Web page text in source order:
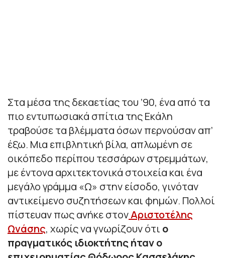
Στα μέσα της δεκαετίας του ’90, ένα από τα
πιο εντυπωσιακά σπίτια της Εκάλη
τραβούσε τα βλέμματα όσων περνούσαν απ’
έξω. Μια επιβλητική βίλα, απλωμένη σε
οικόπεδο περίπου τεσσάρων στρεμμάτων,
με έντονα αρχιτεκτονικά στοιχεία και ένα
μεγάλο γράμμα «Ω» στην είσοδο, γινόταν
αντικείμενο συζητήσεων και φημών. Πολλοί
πίστευαν πως ανήκε στονΑριστοτέλης
Ωνάσης, χωρίς να γνωρίζουν ότι ο
πραγματικός ιδιοκτήτης ήταν ο